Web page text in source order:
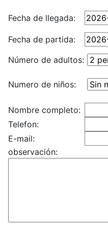
Fecha de llegada:
Fecha de partida:
Número de adultos:
Numero de niños:
Nombre completo:
Telefon:
E-mail:
observación: